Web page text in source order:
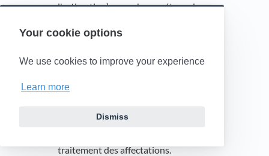
Your cookie options
We use cookies to improve your experience
Learn more
Dismiss
l'estimation) pour chaque étape du
uniquement les données
du délai de réponse est calculé à
reçue. Ce rapport vous aide à
assurances et des entrepreneurs,
traitement des affectations.